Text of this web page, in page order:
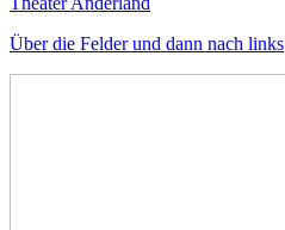
Über die Felder und dann nach links